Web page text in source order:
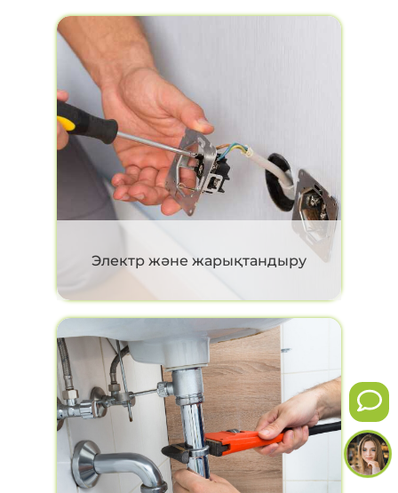
Электр және жарықтандыру